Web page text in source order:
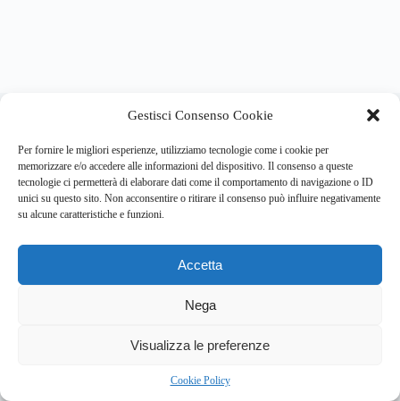
Gestisci Consenso Cookie
Per fornire le migliori esperienze, utilizziamo tecnologie come i cookie per
memorizzare e/o accedere alle informazioni del dispositivo. Il consenso a queste
tecnologie ci permetterà di elaborare dati come il comportamento di navigazione o ID
unici su questo sito. Non acconsentire o ritirare il consenso può influire negativamente
su alcune caratteristiche e funzioni.
Accetta
Nega
Visualizza le preferenze
Cookie Policy
psicologia e salute mentale.
Address:
VIA USODIMARE 3 - 37138 - VERONA (VR)
info@respira.re
045-511-7681
Bullet - Dynamic Solutions Srl P.IVA 02954300238 – REA